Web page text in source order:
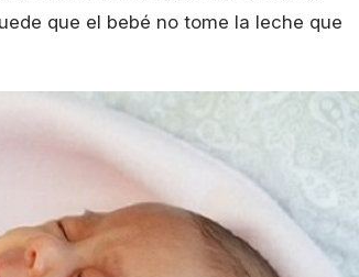
que el bebé no tome la leche que